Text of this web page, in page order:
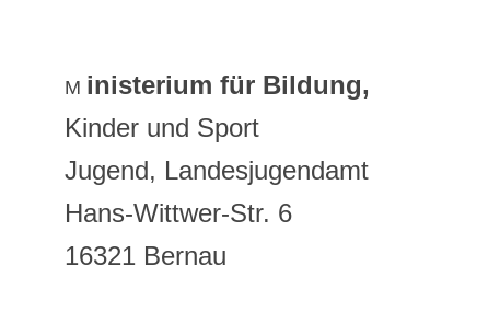
M inisterium für Bildung,
Kinder und Sport
Jugend, Landesjugendamt
Hans-Wittwer-Str. 6
16321 Bernau